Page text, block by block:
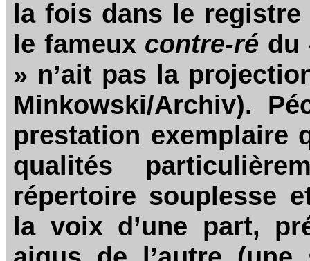
la fois dans le registre
le fameux contre-ré
» n’ait pas la
Minkowski/Archiv).
prestation exemplaire
qualités
répertoire souplesse
la voix d’une part,